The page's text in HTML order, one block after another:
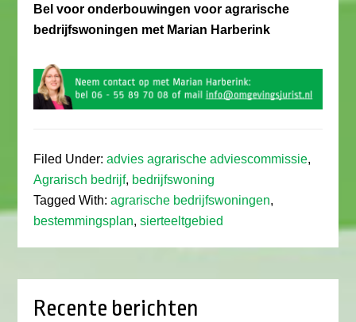
Bel voor onderbouwingen voor agrarische
bedrijfswoningen met Marian Harberink
Filed Under:advies agrarische adviescommissie,
Agrarisch bedrijf, bedrijfswoning
Tagged With:agrarische bedrijfswoningen,
bestemmingsplan,sierteeltgebied
Recente berichten